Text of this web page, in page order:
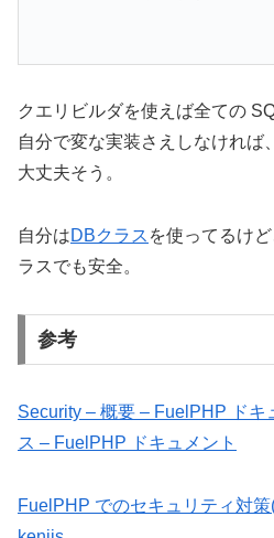
クエリビルダを使えば全ての
自分で変な実装さえしなければ
大丈夫そう。
自分はDBクラス を使ってるけ
ラスでも安全。
参考
Security – 概要 – FuelPHP ドキ
ス – FuelPHP ドキュメント
FuelPHP でのセキュリティ対